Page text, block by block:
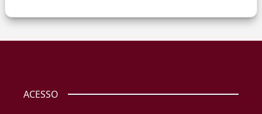
ACESSO